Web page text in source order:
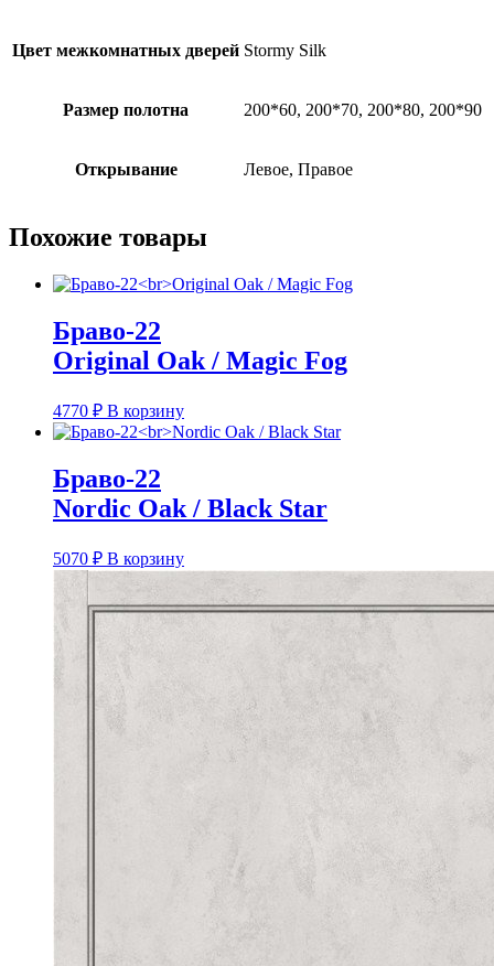
Цвет межкомнатных дверей Stormy Silk
Размер полотна 200*60, 200*70, 200*80, 200*90
Открывание Левое, Правое
Похожие товары
Браво-22
Original Oak / Magic Fog
4770 ₽ В корзину
Браво-22
Nordic Oak / Black Star
5070 ₽ В корзину